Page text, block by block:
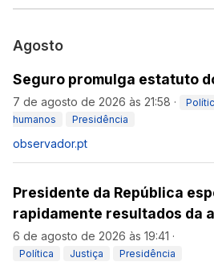
Agosto
Seguro promulga estatuto
7 de agosto de 2026 às 21:58 ·
humanos
Presidência
observador.pt
Presidente da República
rapidamente resultados da
6 de agosto de 2026 às 19:41 ·
Política Justiça Presidência